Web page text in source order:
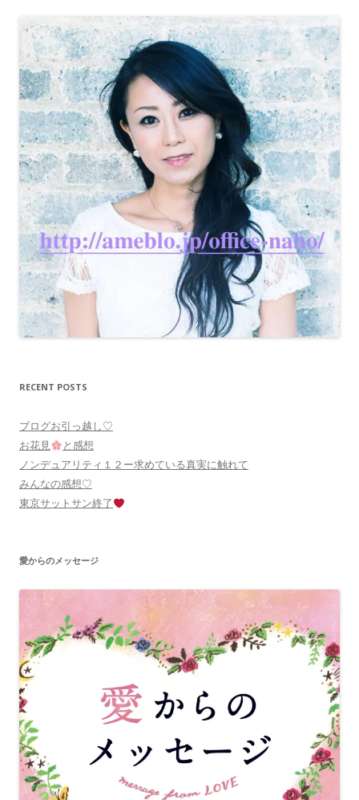
RECENT POSTS
ブログお引っ越し♡
お花見
と感想
ノンデュアリティ１２ー求めている真実に触れて
みんなの感想♡
東京サットサン終了
愛からのメッセージ